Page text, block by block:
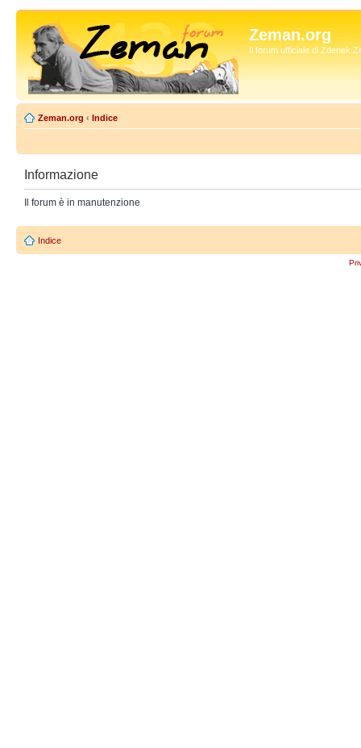
Zeman.org
Il forum ufficiale di Zdenek
Zeman.org ‹ Indice
Informazione
Il forum è in manutenzione
Indice